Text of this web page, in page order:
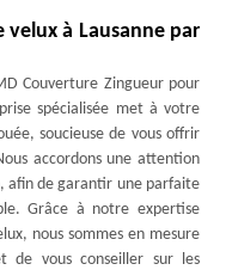
velux à Lausanne par
Couverture Zingueur pour
spécialisée met à votre
soucieuse de vous offrir
accordons une attention
afin de garantir une parfaite
Grâce à notre expertise
nous sommes en mesure
de vous conseiller sur les